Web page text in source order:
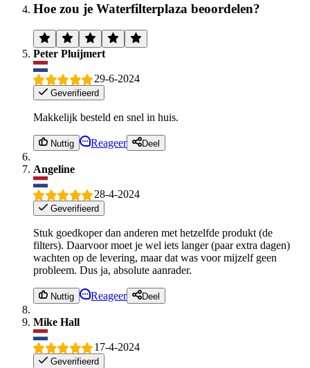
Hoe zou je Waterfilterplaza beoordelen?
Peter Pluijmert
29-6-2024
Geverifieerd
Makkelijk besteld en snel in huis.
Nuttig Reageer Deel
Angeline
28-4-2024
Geverifieerd
Stuk goedkoper dan anderen met hetzelfde produkt (de
filters). Daarvoor moet je wel iets langer (paar extra dagen)
wachten op de levering, maar dat was voor mijzelf geen
probleem. Dus ja, absolute aanrader.
Nuttig Reageer Deel
Mike Hall
17-4-2024
Geverifieerd